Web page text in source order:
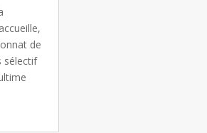
de
sélectif